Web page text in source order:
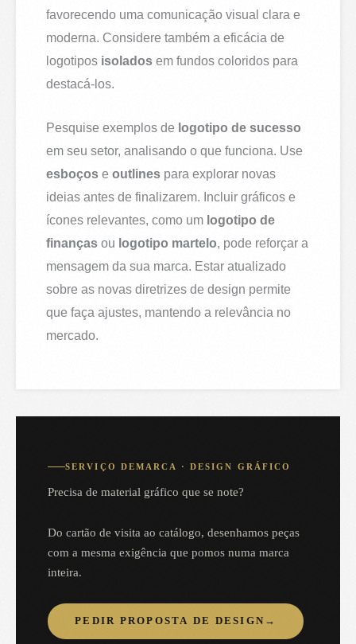
favorecendo uma comunicação visual clara e
moderna. Considere também a eficácia de
logotipos isolados em fundos coloridos para
destacá-los.
Pesquise exemplos de logotipo de sucesso
em seu setor, analisando o que funciona. Use
esboços eoutlines para explorar novas
ideias antes de finalizarem. Incluir gráficos e
ícones relevantes, como um logotipo de
finanças ou logotipo martelo, pode reforçar a
mensagem da sua marca. Estar atualizado
sobre as novas diretrizes de design permite
que faça ajustes, mantendo a relevância no
mercado.
SERVIÇO DEMARCA · DESIGN GRÁFICO
Precisa de material gráfico que se note?
Do cartão de visita ao catálogo, desenhamos peças
com a mesma exigência que pomos numa marca
inteira.
PEDIR PROPOSTA DE DESIGN →